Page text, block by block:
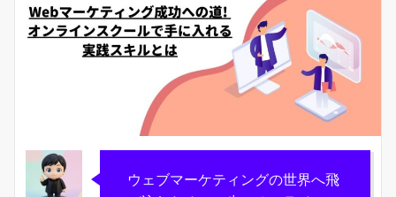
ウェブマーケティングの世界へ飛